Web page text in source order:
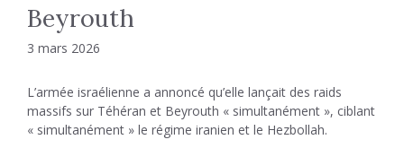
Beyrouth
3 mars 2026
L’armée israélienne a annoncé qu’elle lançait des raids
massifs sur Téhéran et Beyrouth « simultanément », ciblant
« simultanément » le régime iranien et le Hezbollah.